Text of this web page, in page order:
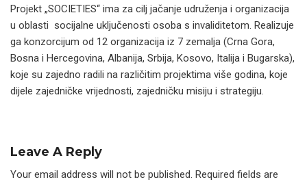
Projekt „SOCIETIES“ ima za cilj jačanje udruženja i organizacija
u oblasti socijalne uključenosti osoba s invaliditetom. Realizuje
ga konzorcijum od 12 organizacija iz 7 zemalja (Crna Gora,
Bosna i Hercegovina, Albanija, Srbija, Kosovo, Italija i Bugarska),
koje su zajedno radili na različitim projektima više godina, koje
dijele zajedničke vrijednosti, zajedničku misiju i strategiju.
Leave A Reply
Your email address will not be published. Required fields are